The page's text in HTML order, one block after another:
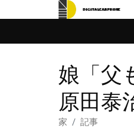
娘「父
原田泰
家 記事